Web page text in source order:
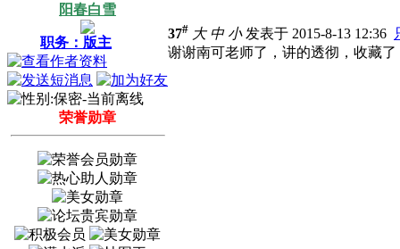
阳春白雪
职务：版主
荣誉勋章
37# 大 中 小发表于 2015-8-13 12:36
谢谢南可老师了，讲的透彻，收藏了